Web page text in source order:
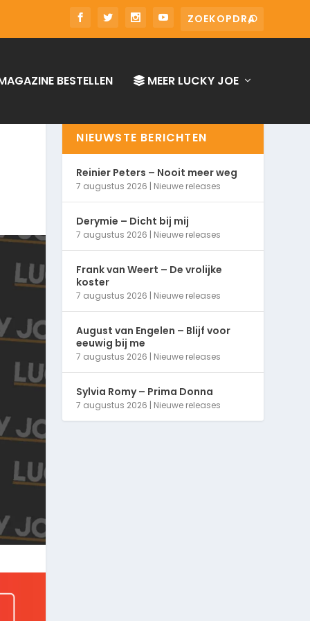
BESTELLEN MEER LUCKY JOE
NIEUWSTE BERICHTEN
Reinier Peters – Nooit meer weg
7 augustus 2026 | Nieuwe releases
Derymie – Dicht bij mij
7 augustus 2026 | Nieuwe releases
Frank van Weert – De vrolijke
koster
7 augustus 2026 | Nieuwe releases
August van Engelen – Blijf voor
eeuwig bij me
7 augustus 2026 | Nieuwe releases
Sylvia Romy – Prima Donna
7 augustus 2026 | Nieuwe releases